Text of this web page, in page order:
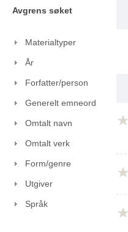
Avgrens søket
Materialtyper
År
Forfatter/person
Generelt emneord
Omtalt navn
Omtalt verk
Form/genre
Utgiver
Språk